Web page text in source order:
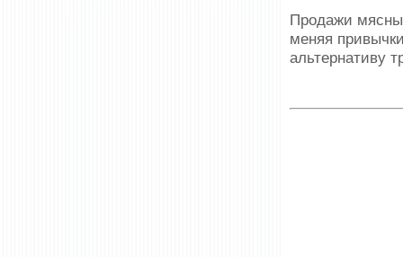
Продажи
меняя
альтернативу